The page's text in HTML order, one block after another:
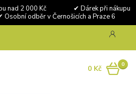
nad 2 000 Kč ✔ Dárek při nákupu
odběr v Černošicích a Praze 6
0
0 Kč